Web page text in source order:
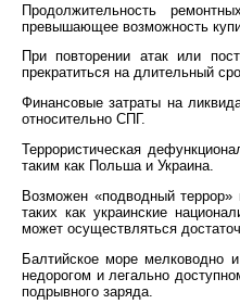
Продолжительность
превышающее возможность
При повторении атак или
прекратиться на длительный
Финансовые затраты на
относительно СПГ.
Террористическая
таким как Польша и Украина.
Возможен «подводный террор»
таких как украинские
может осуществляться
Балтийское море мелководно
недорогом и легально
подрывного заряда.